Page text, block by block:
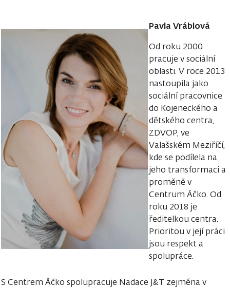
Pavla Vráblová
Od roku 2000
pracuje v sociální
oblasti. V roce 2013
nastoupila jako
sociální pracovnice
do Kojeneckého a
dětského centra,
ZDVOP, ve
Valašském Meziříčí,
kde se podílela na
jeho transformaci a
proměně v
Centrum Áčko. Od
roku 2018 je
ředitelkou centra.
Prioritou v její práci
jsou respekt a
spolupráce.
S Centrem Áčko spolupracuje Nadace J&T zejména v